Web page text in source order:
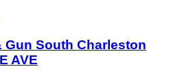
Gun South Charleston
AVE